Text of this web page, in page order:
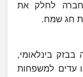
החברה לחלק את
חג שמח.
בבזק בינלאומי,
עדים למשפחות